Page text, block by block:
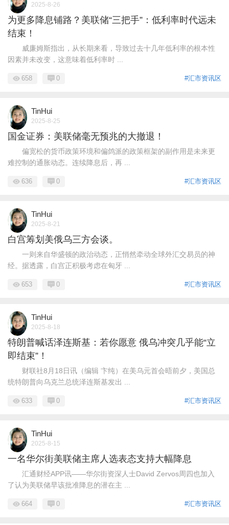
2025-8-26
为更多降息铺路？美联储“三把手”：低利率时代远未
结束！
威廉姆斯指出，从长期来看，导致过去十几年低利率的根本性
因素并未改变，这意味着低利率时 ...
#汇市资讯区
658 0
TinHui
2025-8-25
国金证券：美联储毫无预兆的大撤退！
偏宽松的货币政策环境和偏鸽派的政策框架的副作用是未来更
难控制的通胀动态。连续降息后，再 ...
#汇市资讯区
636 0
TinHui
2025-8-21
白宫筹划美俄乌三方会谈。
一则来自华盛顿的政治动态，正悄然牵动全球外汇交易员的神
经。据透露，白宫正积极考虑在匈牙 ...
#汇市资讯区
653 0
TinHui
2025-8-18
特朗普喊话泽连斯基：若你愿意 俄乌冲突几乎能“立
即结束”！
财联社8月18日讯（编辑 卞纯）在美乌元首会晤前夕，美国总
统特朗普向乌克兰总统泽连斯基发出 ...
#汇市资讯区
633 0
TinHui
2025-8-15
一名华尔街美联储主席人选表态支持大幅降息
汇通财经APP讯——华尔街资深人士David Zervos周四也加入
了认为美联储早该批准降息的潜在主 ...
#汇市资讯区
664 0